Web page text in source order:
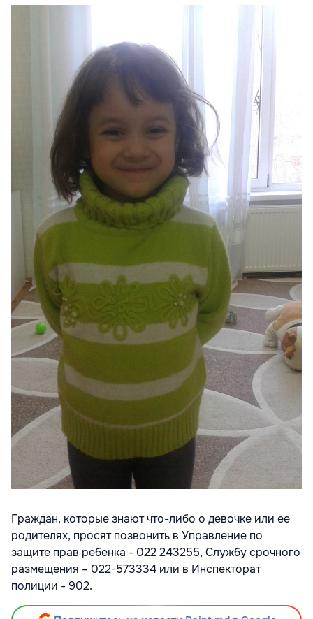
Граждан, которые знают что-либо о девочке или ее
родителях, просят позвонить в Управление по
защите прав ребенка - 022 243255, Службу срочного
размещения – 022-573334 или в Инспекторат
полиции - 902.